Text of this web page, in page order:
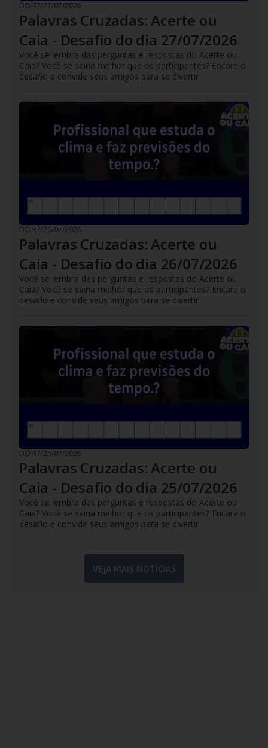
DO R7/27/07/2026
Palavras Cruzadas: Acerte ou
Caia - Desafio do dia 27/07/2026
Você se lembra das perguntas e respostas do Acerte ou
Caia? Você se sairia melhor que os participantes? Encare o
desafio e convide seus amigos para se divertir
DO R7/26/07/2026
Palavras Cruzadas: Acerte ou
Caia - Desafio do dia 26/07/2026
Você se lembra das perguntas e respostas do Acerte ou
Caia? Você se sairia melhor que os participantes? Encare o
desafio e convide seus amigos para se divertir
DO R7/25/07/2026
Palavras Cruzadas: Acerte ou
Caia - Desafio do dia 25/07/2026
Você se lembra das perguntas e respostas do Acerte ou
Caia? Você se sairia melhor que os participantes? Encare o
desafio e convide seus amigos para se divertir
VEJA MAIS NOTÍCIAS